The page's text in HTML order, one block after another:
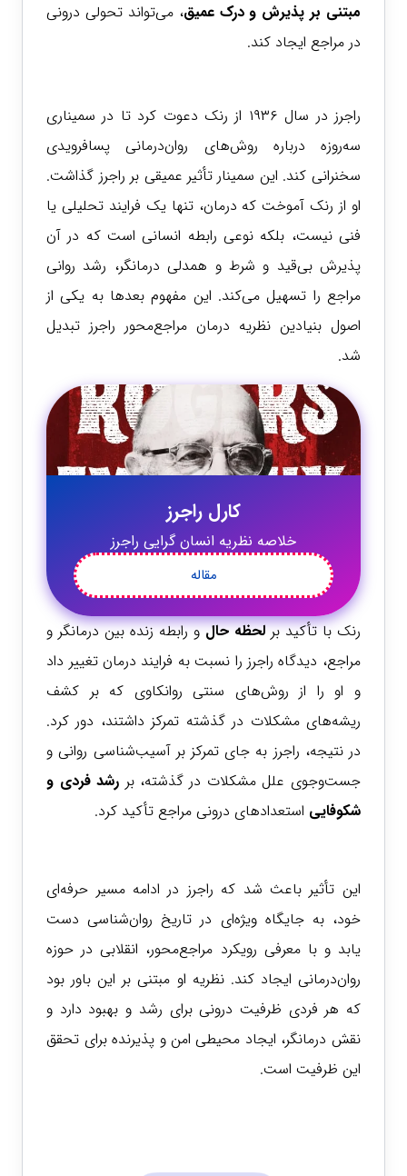
مبتنی بر پذیرش و درک عمیق، می‌تواند تحولی درونی
در مراجع ایجاد کند.
راجرز در سال ۱۹۳۶ از رنک دعوت کرد تا در سمیناری
سه‌روزه درباره روش‌های روان‌درمانی پسافرویدی
سخنرانی کند. این سمینار تأثیر عمیقی بر راجرز گذاشت.
او از رنک آموخت که درمان، تنها یک فرایند تحلیلی یا
فنی نیست، بلکه نوعی رابطه انسانی است که در آن
پذیرش بی‌قید و شرط و همدلی درمانگر، رشد روانی
مراجع را تسهیل می‌کند. این مفهوم بعدها به یکی از
اصول بنیادین نظریه درمان مراجع‌محور راجرز تبدیل
شد.
کارل راجرز
خلاصه نظریه انسان گرایی راجرز
مقاله
رنک با تأکید برلحظه حالو رابطه زنده بین درمانگر و
مراجع، دیدگاه راجرز را نسبت به فرایند درمان تغییر داد
و او را از روش‌های سنتی روانکاوی که بر کشف
ریشه‌های مشکلات در گذشته تمرکز داشتند، دور کرد.
در نتیجه، راجرز به جای تمرکز بر آسیب‌شناسی روانی و
جست‌وجوی علل مشکلات در گذشته، بر رشد فردی و
شکوفایی استعدادهای درونی مراجع تأکید کرد.
این تأثیر باعث شد که راجرز در ادامه مسیر حرفه‌ای
خود، به جایگاه ویژه‌ای در تاریخ روان‌شناسی دست
یابد و با معرفی رویکرد مراجع‌محور، انقلابی در حوزه
روان‌درمانی ایجاد کند. نظریه او مبتنی بر این باور بود
که هر فردی ظرفیت درونی برای رشد و بهبود دارد و
نقش درمانگر، ایجاد محیطی امن و پذیرنده برای تحقق
این ظرفیت است.